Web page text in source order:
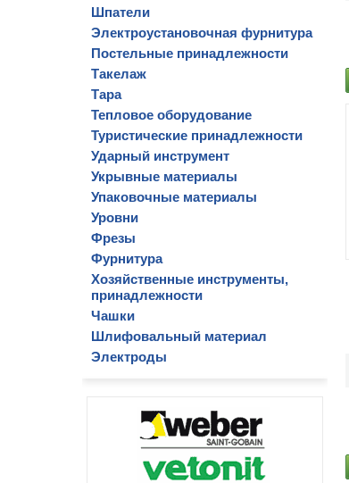
Шпатели
Электроустановочная фурнитура
Постельные принадлежности
Такелаж
Тара
Тепловое оборудование
Туристические принадлежности
Ударный инструмент
Укрывные материалы
Упаковочные материалы
Уровни
Фрезы
Фурнитура
Хозяйственные инструменты,
принадлежности
Чашки
Шлифовальный материал
Электроды